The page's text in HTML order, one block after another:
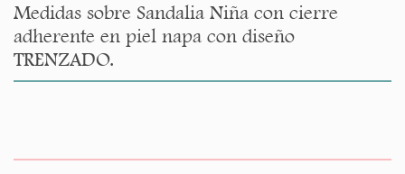
Medidas sobre Sandalia Niña con cierre
adherente en piel napa con diseño
TRENZADO.